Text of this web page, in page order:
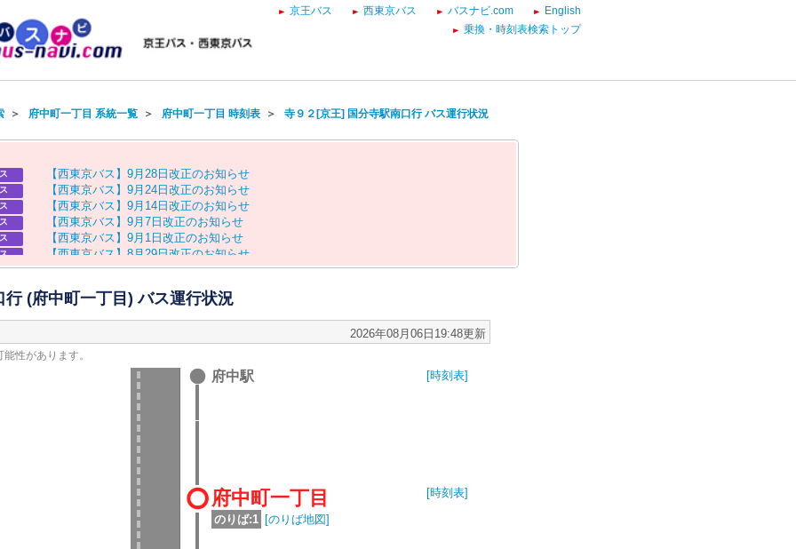
京王バス 西東京バス バスナビ.com
English
乗換・時刻表検索トップ
＞ 府中町一丁目 系統一覧＞ 府中町一丁目 時刻表＞ 寺９２[京王] 国分寺駅南口行 バス運行状況
【西東京バス 】 9月 28 日 改正のお知 らせ
【西東京バス 】 9月 24 日 改正のお知 らせ
【西東京バス 】 9月 14 日 改正のお知 らせ
【西東京バス 】 9月 7 日 改正のお知 らせ
【西東京バス 】 9月 1 日 改正のお知 らせ
【西東京バス 】 8 月 29日改正のお知 らせ
【京王バス】お盆ダイヤのお知らせ
(府中町一丁目) バス運行状況
2026年08月06日19:48更新
性があります。
府中駅 [時刻表]
府中町一丁目
のりば:1 [のりば地図]
[時刻表]